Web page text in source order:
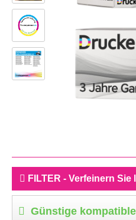
FILTER - Verfeinern Sie
Günstige